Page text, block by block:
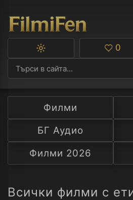
Превключване
тъмна
тема
0
Филми
БГ Аудио
Филми 2026
Всички филми с